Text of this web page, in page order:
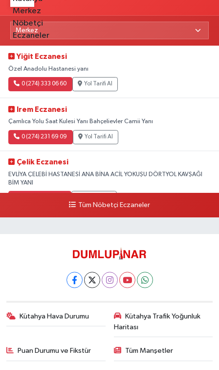
Yiğit Eczanesi
Özel Anadolu Hastanesi yanı
0 (274) 333 06 60 Yol Tarifi Al
Irem Eczanesi
Çamlıca Yolu Saat Kulesi Yanı Bahçelievler Camii Yanı
0 (274) 231 69 09 Yol Tarifi Al
Çelik Eczanesi
EVLİYA ÇELEBİ HASTANESİ ANA BİNA ACİL YOKUŞU DÖRTYOL KAVŞAĞI
BİM YANI
Tüm Nöbetçi Eczaneler
Kütahya Hava Durumu
Kütahya Trafik Yoğunluk
Haritası
Puan Durumu ve Fikstür Tüm Manşetler